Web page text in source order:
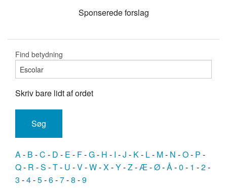
Sponserede forslag
Find betydning
Skriv bare lidt af ordet
A- B -C - D - E - F-G- H - I -J - K- L- M- N -O- P -
Q- R -S -T- U -V-W-X-Y-Z-Æ-Ø-Å-0 - 1 -2-
3 -4-5-6-7-8 -9